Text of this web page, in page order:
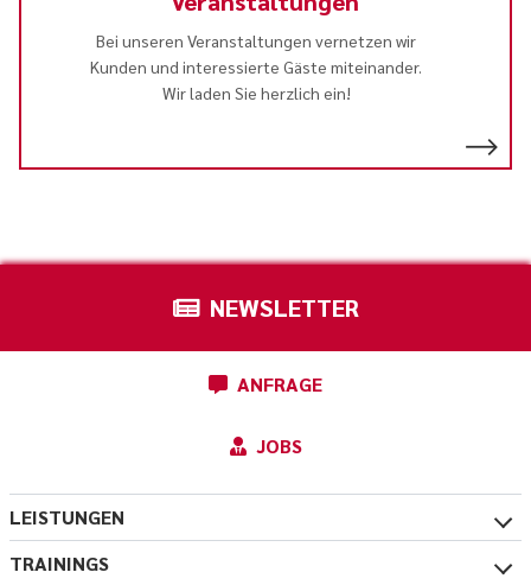
Bei unseren Veranstaltungen vernetzen wir
Kunden und interessierte Gäste miteinander.
Wir laden Sie herzlich ein!
NEWSLETTER
ANFRAGE
JOBS
LEISTUNGEN
TRAININGS